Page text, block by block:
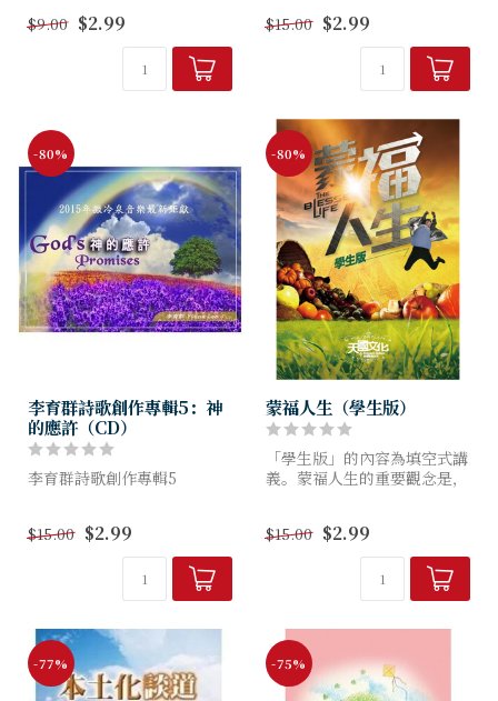
據估計，在公元2000年，單
是在美國就會有五千萬宗墮胎
個案，全世界的墮胎總數則可
能接近十億。 然而，真的是
$9.00 $2.99
要的。
$15.00 $2.99
-80%
李育群詩歌創作專輯5：神
的應許（CD）
李育群詩歌創作專輯5
$15.00 $2.99
-80%
蒙福人生（學生版）
「學生版」的內容為填空式講
義。蒙福人生的重要觀念是，
贖的大能，透過我們的僕人服
事帶來拯救、醫治和和好，並
$15.00 $2.99
-77% -75%